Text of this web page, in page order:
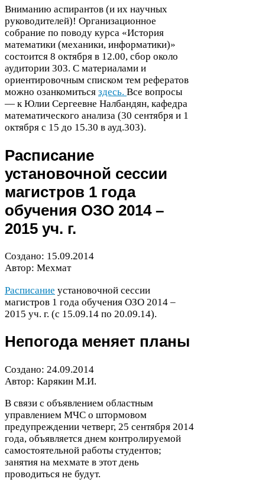
Вниманию аспирантов (и их научных
руководителей)! Организационное
собрание по поводу курса «История
математики (механики, информатики)»
состоится 8 октября в 12.00, сбор около
аудитории 303. С материалами и
ориентировочным списком тем рефератов
можно озанкомиться здесь. Все вопросы
— к Юлии Сергеевне Налбандян, кафедра
математического анализа (30 сентября и 1
октября с 15 до 15.30 в ауд.303).
Расписание
установочной сессии
магистров 1 года
обучения ОЗО 2014–
2015 уч. г.
Создано: 15.09.2014
Автор: Мехмат
Расписание установочной сессии
магистров 1 года обучения ОЗО 2014 –
2015 уч. г. (с 15.09.14 по 20.09.14).
Непогода меняет планы
Создано: 24.09.2014
Автор: Карякин М.И.
В связи с объявлением областным
управлением МЧС о штормовом
предупреждении четверг, 25 сентября 2014
года, объявляется днем контролируемой
самостоятельной работы студентов;
занятия на мехмате в этот день
проводиться не будут.